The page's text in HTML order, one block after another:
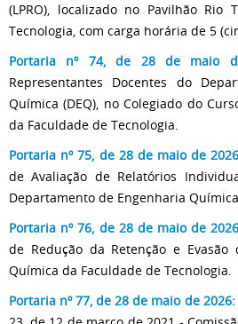
(LPRO), localizado no Pavilhão Rio
Tecnologia, com carga horária de 5
Portaria nº 74, de 28 de maio
Representantes Docentes do
Química (DEQ), no Colegiado do
da Faculdade de Tecnologia.
Portaria nº 75, de 28 de maio de
de Avaliação de Relatórios
Departamento de Engenharia
Portaria nº 76, de 28 de maio de
de Redução da Retenção e Evasão
Química da Faculdade de Tecnologia.
Portaria nº 77, de 28 de maio de 2026: